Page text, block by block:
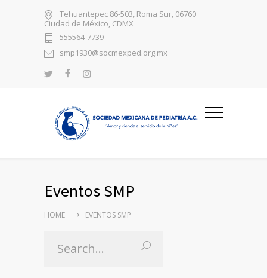
Tehuantepec 86-503, Roma Sur, 06760
Ciudad de México, CDMX
555564-7739
smp1930@socmexped.org.mx
Eventos SMP
HOME EVENTOS SMP